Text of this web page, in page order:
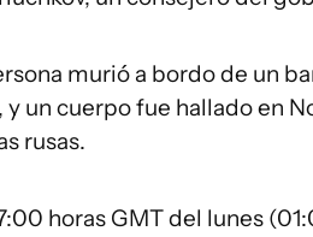
murió a bordo de un
y un cuerpo fue hallado en
rusas.
horas GMT del lunes